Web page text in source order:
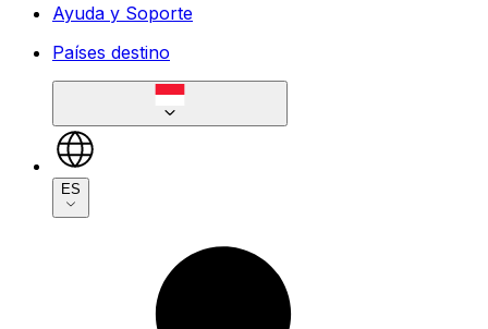
Ayuda y Soporte
Países destino
ES